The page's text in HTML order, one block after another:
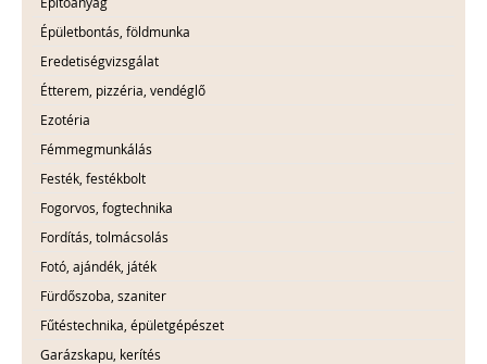
Épületbontás, földmunka
Eredetiségvizsgálat
Étterem, pizzéria, vendéglő
Ezotéria
Fémmegmunkálás
Festék, festékbolt
Fogorvos, fogtechnika
Fordítás, tolmácsolás
Fotó, ajándék, játék
Fürdőszoba, szaniter
Fűtéstechnika, épületgépészet
Garázskapu, kerítés